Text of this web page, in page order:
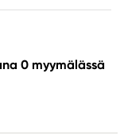
0 myymälässä